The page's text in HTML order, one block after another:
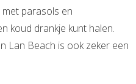
parasols en
koud drankje kunt halen.
Lan Beach is ook zeker een